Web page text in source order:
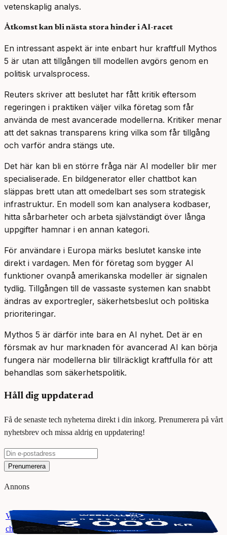
vetenskaplig analys.
Åtkomst kan bli nästa stora hinder i AI-racet
En intressant aspekt är inte enbart hur kraftfull Mythos
5 är utan att tillgången till modellen avgörs genom en
politisk urvalsprocess.
Reuters skriver att beslutet har fått kritik eftersom
regeringen i praktiken väljer vilka företag som får
använda de mest avancerade modellerna. Kritiker menar
att det saknas transparens kring vilka som får tillgång
och varför andra stängs ute.
Det här kan bli en större fråga när AI modeller blir mer
specialiserade. En bildgenerator eller chattbot kan
släppas brett utan att omedelbart ses som strategisk
infrastruktur. En modell som kan analysera kodbaser,
hitta sårbarheter och arbeta självständigt över långa
uppgifter hamnar i en annan kategori.
För användare i Europa märks beslutet kanske inte
direkt i vardagen. Men för företag som bygger AI
funktioner ovanpå amerikanska modeller är signalen
tydlig. Tillgången till de vassaste systemen kan snabbt
ändras av exportregler, säkerhetsbeslut och politiska
prioriteringar.
Mythos 5 är därför inte bara en AI nyhet. Det är en
försmak av hur marknaden för avancerad AI kan börja
fungera när modellerna blir tillräckligt kraftfulla för att
behandlas som säkerhetspolitik.
Håll dig uppdaterad
Få de senaste tech nyheterna direkt i din inkorg. Prenumerera på vårt
nyhetsbrev och missa aldrig en uppdatering!
Prenumerera
Annons
Vinn ett presentkort på Webhallen. Delta i vår giveaway för
chansen att vinna 3000 kr.